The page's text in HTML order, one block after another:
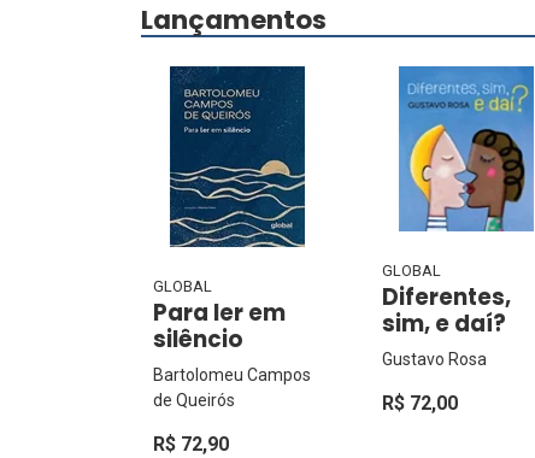
Lançamentos
GLOBAL
Para ler em
silêncio
Bartolomeu Campos
de Queirós
R$ 72,90
GLOBAL
Diferentes,
sim, e daí?
Gustavo Rosa
R$ 72,00